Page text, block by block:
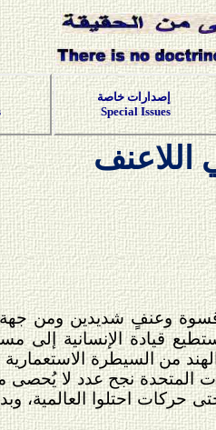
إصدارات خاصة
Special Issues
اللاعنف
وعنفٍ شديدين ومن
قيادة الإنسانية إلى
من السيطرة الاستعمارية
المتحدة نجح عدد لا يُحصى
حركات احتلوا العالمية،